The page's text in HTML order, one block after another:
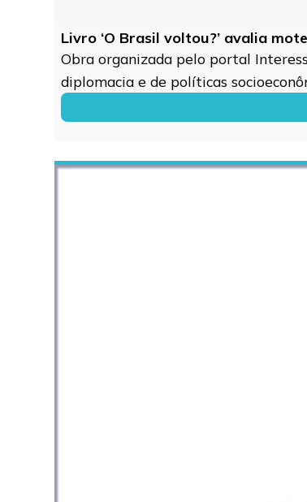
Livro ‘O Brasil voltou?’ avalia
Obra organizada pelo portal
diplomacia e de políticas